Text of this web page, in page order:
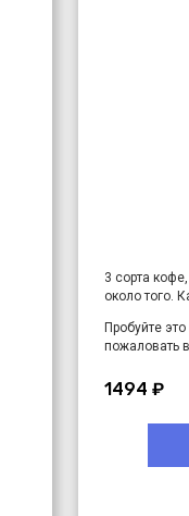
3 сорта
около того.
Пробуйте
пожаловать
3
кофейный
Очередной
Некоторые
настолько
1494 ₽